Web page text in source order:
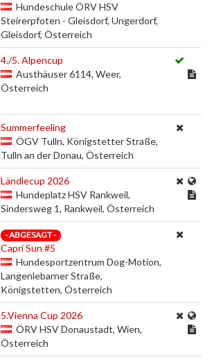
Hundeschule ÖRV HSV
Steirerpfoten - Gleisdorf, Ungerdorf,
Gleisdorf, Österreich
4./5. Alpencup
Austhäuser 6114, Weer,
Österreich
Summerfeeling
ÖGV Tulln, Königstetter Straße,
Tulln an der Donau, Österreich
Ländlecup 2026
Hundeplatz HSV Rankweil,
Sindersweg 1, Rankweil, Österreich
- ABGESAGT -
Capri Sun #5
Hundesportzentrum Dog-Motion,
Langenlebarner Straße,
Königstetten, Österreich
5.Vienna Cup 2026
ÖRV HSV Donaustadt, Wien,
Österreich